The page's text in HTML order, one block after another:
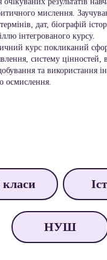
мислення.
дат, біографій
інтегрованого курсу.
курс покликаний
систему цінностей,
та використання
осмислення.
класи
НУШ